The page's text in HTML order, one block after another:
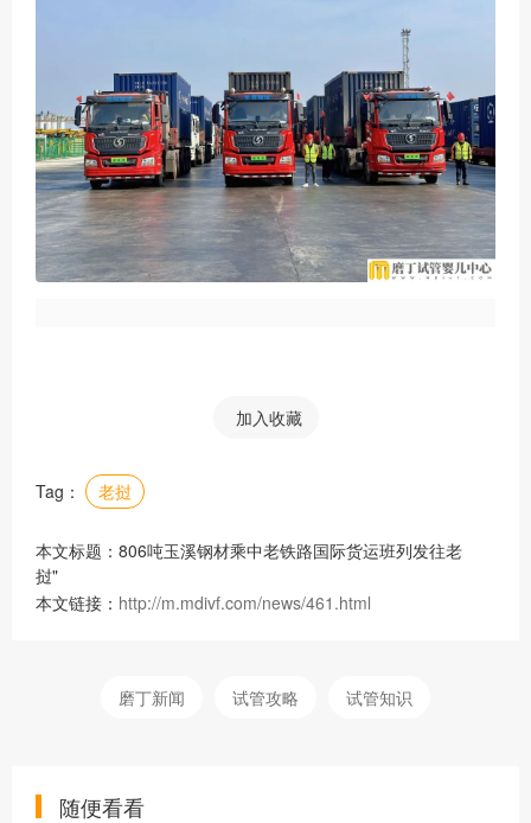
加入收藏
Tag： 老挝
本文标题：806吨玉溪钢材乘中老铁路国际货运班列发往老
挝"
本文链接： http://m.mdivf.com/news/461.html
磨丁新闻 试管攻略 试管知识
随便看看